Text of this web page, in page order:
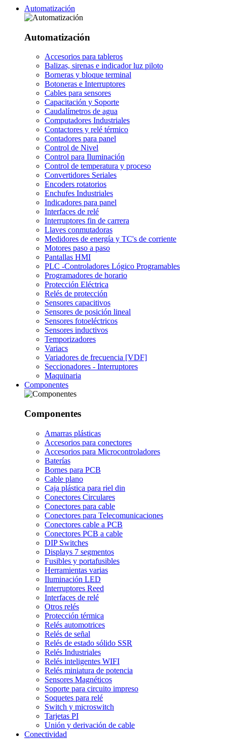
Automatización
Automatización
Accesorios para tableros
Balizas, sirenas e indicador luz piloto
Borneras y bloque terminal
Botoneras e Interruptores
Cables para sensores
Capacitación y Soporte
Caudalímetros de agua
Computadores Industriales
Contactores y relé térmico
Contadores para panel
Control de Nivel
Control para Iluminación
Control de temperatura y proceso
Convertidores Seriales
Encoders rotatorios
Enchufes Industriales
Indicadores para panel
Interfaces de relé
Interruptores fin de carrera
Llaves conmutadoras
Medidores de energía y TC's de corriente
Motores paso a paso
Pantallas HMI
PLC -Controladores Lógico Programables
Programadores de horario
Protección Eléctrica
Relés de protección
Sensores capacitivos
Sensores de posición lineal
Sensores fotoeléctricos
Sensores inductivos
Temporizadores
Variacs
Variadores de frecuencia [VDF]
Seccionadores - Interruptores
Maquinaria
Componentes
Componentes
Amarras plásticas
Accesorios para conectores
Accesorios para Microcontroladores
Baterías
Bornes para PCB
Cable plano
Caja plástica para riel din
Conectores Circulares
Conectores para cable
Conectores para Telecomunicaciones
Conectores cable a PCB
Conectores PCB a cable
DIP Switches
Displays 7 segmentos
Fusibles y portafusibles
Herramientas varias
Iluminación LED
Interruptores Reed
Interfaces de relé
Otros relés
Protección térmica
Relés automotrices
Relés de señal
Relés de estado sólido SSR
Relés Industriales
Relés inteligentes WIFI
Relés miniatura de potencia
Sensores Magnéticos
Soporte para circuito impreso
Soquetes para relé
Switch y microswitch
Tarjetas PI
Unión y derivación de cable
Conectividad